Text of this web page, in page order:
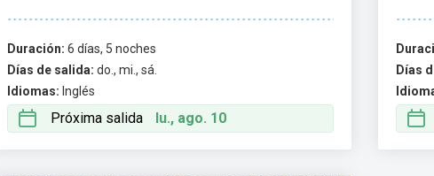
Duración: 6 días, 5 noches
Días de salida: do., mi., sá.
Idiomas: Inglés
Próxima salida lu., ago. 10
Días